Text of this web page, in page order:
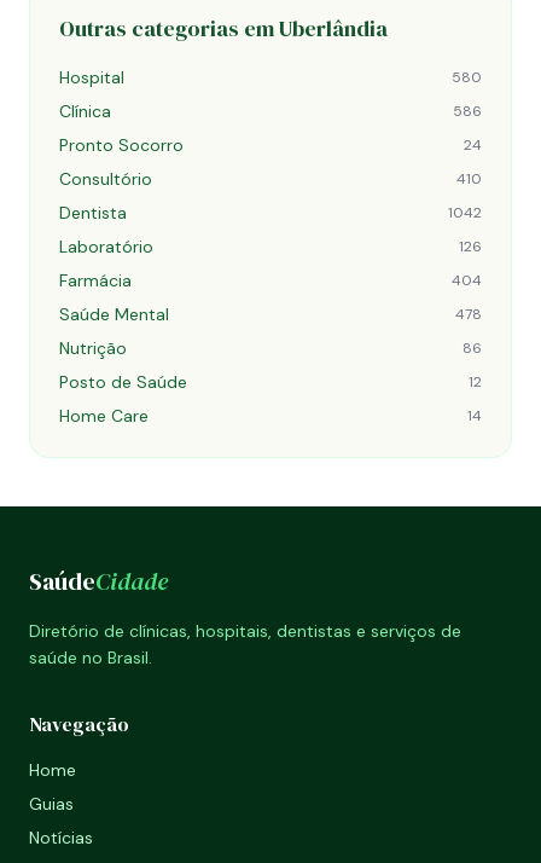
Outras categorias em Uberlândia
Hospital 580
Clínica 586
Pronto Socorro 24
Consultório 410
Dentista 1042
Laboratório 126
Farmácia 404
Saúde Mental 478
Nutrição 86
Posto de Saúde 12
Home Care 14
SaúdeCidade
Diretório de clínicas, hospitais, dentistas e serviços de
saúde no Brasil.
Navegação
Home
Guias
Notícias